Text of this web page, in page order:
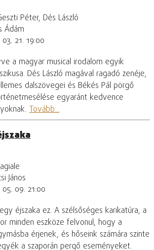
Péter, Dés László
Ádám
21. 19:00
a magyar musical irodalom egyik
Dés László magával ragadó zenéje,
dalszövegei és Békés Pál pörgő
egyaránt kedvence
Tovább...
János
09. 21:00
éjszaka ez. A szélsőséges karikatúra, a
minden eszköze felvonul, hogy a
érjenek, és hőseink számára szinte
a szaporán pergő eseményeket.